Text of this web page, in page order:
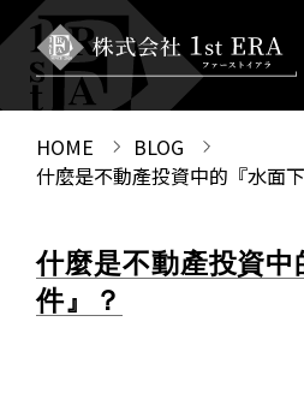
HOME
BLOG
什麼是不動產投資中的『水面
什麼是不動產投資中
件』？